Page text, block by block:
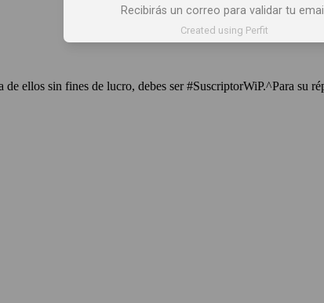
ellos sin fines de lucro, debes ser #SuscriptorWiP.^Para su
Recibirás un correo para validar tu
Created using Perfit